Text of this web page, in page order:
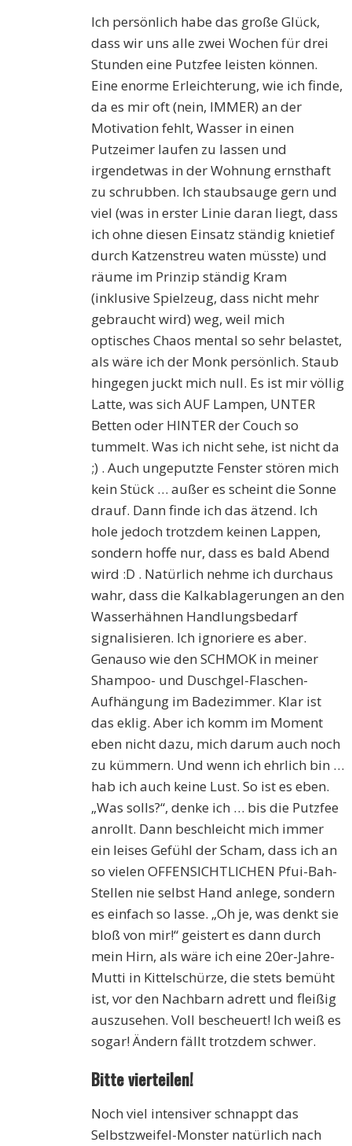
Ich persönlich habe das große Glück,
dass wir uns alle zwei Wochen für drei
Stunden eine Putzfee leisten können.
Eine enorme Erleichterung, wie ich finde,
da es mir oft (nein, IMMER) an der
Motivation fehlt, Wasser in einen
Putzeimer laufen zu lassen und
irgendetwas in der Wohnung ernsthaft
zu schrubben. Ich staubsauge gern und
viel (was in erster Linie daran liegt, dass
ich ohne diesen Einsatz ständig knietief
durch Katzenstreu waten müsste) und
räume im Prinzip ständig Kram
(inklusive Spielzeug, dass nicht mehr
gebraucht wird) weg, weil mich
optisches Chaos mental so sehr belastet,
als wäre ich der Monk persönlich. Staub
hingegen juckt mich null. Es ist mir völlig
Latte, was sich AUF Lampen, UNTER
Betten oder HINTER der Couch so
tummelt. Was ich nicht sehe, ist nicht da
;) . Auch ungeputzte Fenster stören mich
kein Stück … außer es scheint die Sonne
drauf. Dann finde ich das ätzend. Ich
hole jedoch trotzdem keinen Lappen,
sondern hoffe nur, dass es bald Abend
wird :D . Natürlich nehme ich durchaus
wahr, dass die Kalkablagerungen an den
Wasserhähnen Handlungsbedarf
signalisieren. Ich ignoriere es aber.
Genauso wie den SCHMOK in meiner
Shampoo- und Duschgel-Flaschen-
Aufhängung im Badezimmer. Klar ist
das eklig. Aber ich komm im Moment
eben nicht dazu, mich darum auch noch
zu kümmern. Und wenn ich ehrlich bin …
hab ich auch keine Lust. So ist es eben.
„Was solls?“, denke ich … bis die Putzfee
anrollt. Dann beschleicht mich immer
ein leises Gefühl der Scham, dass ich an
so vielen OFFENSICHTLICHEN Pfui-Bah-
Stellen nie selbst Hand anlege, sondern
es einfach so lasse. „Oh je, was denkt sie
bloß von mir!“ geistert es dann durch
mein Hirn, als wäre ich eine 20er-Jahre-
Mutti in Kittelschürze, die stets bemüht
ist, vor den Nachbarn adrett und fleißig
auszusehen. Voll bescheuert! Ich weiß es
sogar! Ändern fällt trotzdem schwer.
Bitte vierteilen!
Noch viel intensiver schnappt das
Selbstzweifel-Monster natürlich nach